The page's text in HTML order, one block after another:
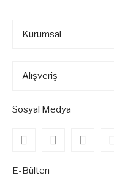
Kurumsal
Alışveriş
Sosyal Medya
E-Bülten